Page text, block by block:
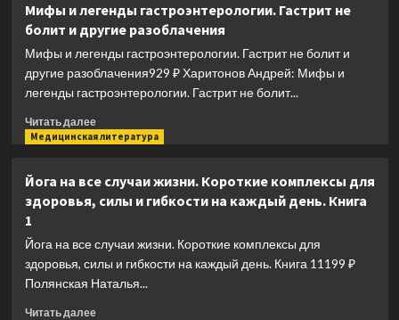
железа.
Все
от
анализов
методов
лечения
Мифы и легенды гастроэнтерологии. Гастрит не
болит и другие разоблачения
Мифы и легенды гастроэнтерологии. Гастрит не болит и
другие разоблачения929 ₽ Харитонов Андрей: Мифы и
легенды гастроэнтерологии. Гастрит не болит...
Читать далееПрочитать
больше
и
легенды
болит
и
Медицинская литература
Йога на все случаи жизни. Короткие комплексы для
здоровья, силы и гибкости на каждый день. Книга
1
Йога на все случаи жизни. Короткие комплексы для
здоровья, силы и гибкости на каждый день. Книга 11199 ₽
Полянская Наталья...
Читать далееПрочитать